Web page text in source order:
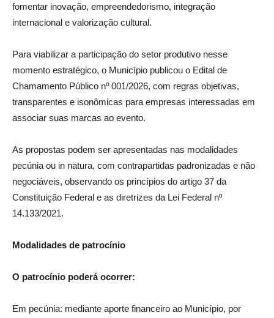
fomentar inovação, empreendedorismo, integração
internacional e valorização cultural.
Para viabilizar a participação do setor produtivo nesse
momento estratégico, o Município publicou o Edital de
Chamamento Público nº 001/2026, com regras objetivas,
transparentes e isonômicas para empresas interessadas em
associar suas marcas ao evento.
As propostas podem ser apresentadas nas modalidades
pecúnia ou in natura, com contrapartidas padronizadas e não
negociáveis, observando os princípios do artigo 37 da
Constituição Federal e as diretrizes da Lei Federal nº
14.133/2021.
Modalidades de patrocínio
O patrocínio poderá ocorrer:
Em pecúnia: mediante aporte financeiro ao Município, por